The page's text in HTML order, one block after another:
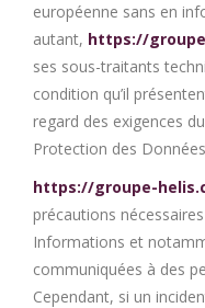
européenne sans en
autant, https://
ses sous-traitants
condition qu’il
regard des exigences
Protection des
https://groupe-
précautions
Informations et
communiquées à des
Cependant, si un